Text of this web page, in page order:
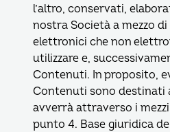
l’altro, conservati,
nostra Società a mezzo
elettronici che non
utilizzare e,
Contenuti. In proposito,
Contenuti sono destinati
avverrà attraverso i
punto 4. Base giuridica